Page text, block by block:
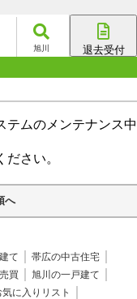
旭川 退去受付
テムのメンテナンス中
さい。
へ
て
帯広の中古住宅
買
旭川の一戸建て
気に入りリスト